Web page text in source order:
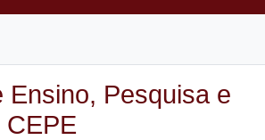
Ensino, Pesquisa e